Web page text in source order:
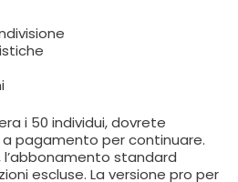
i 50 individui, dovrete
pagamento per continuare.
l’abbonamento standard
escluse. La versione pro per